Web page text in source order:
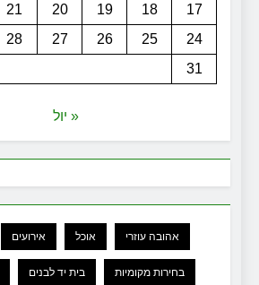
17
18
19
20
21
24
25
26
27
28
31
« יול
אהובה עוזרי אוכל אירועים
בחירות מקומיות בית יד לבנים